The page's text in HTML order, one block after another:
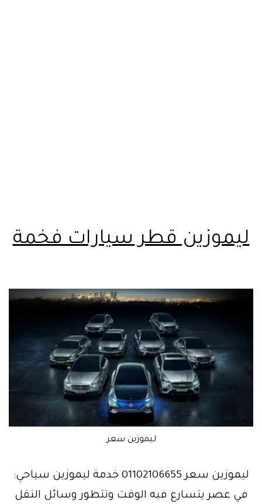
ليموزين قطر سيارات فخمة
ليموزين سعر
ليموزين سعر 01102106655 خدمة ليموزين سياحي:
في عصر يتسارع فيه الوقت وتتطور وسائل النقل